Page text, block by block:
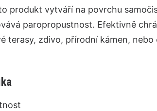
produkt vytváří na povrchu
paropropustnost. Efektivně
terasy, zdivo, přírodní kámen,